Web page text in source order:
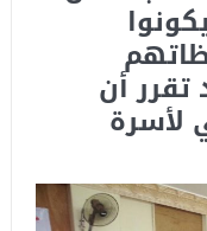
تقرر أن
لأسرة